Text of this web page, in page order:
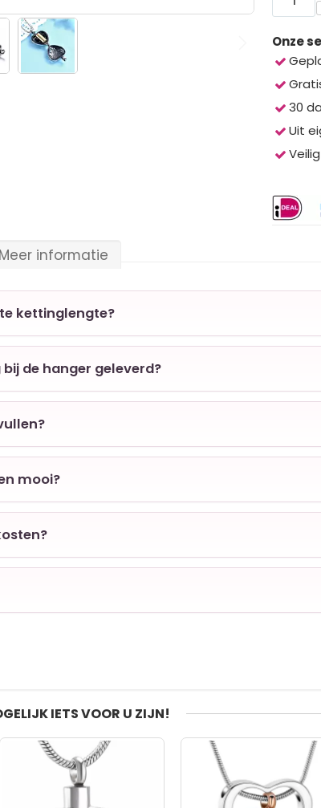
Onze
30
Uit
kettinglengte?
de hanger geleverd?
mooi?
Meer informatie
IETS VOOR U ZIJN!